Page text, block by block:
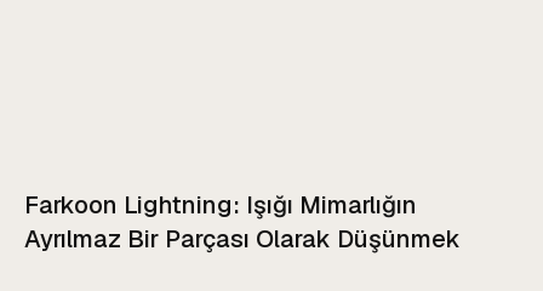
Farkoon Lightning: Işığı Mimarlığın
Ayrılmaz Bir Parçası Olarak Düşünmek